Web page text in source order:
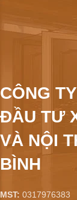
CÔNG
ĐẦU TƯ
VÀ NỘI
BÌNH
MST: 0317976383